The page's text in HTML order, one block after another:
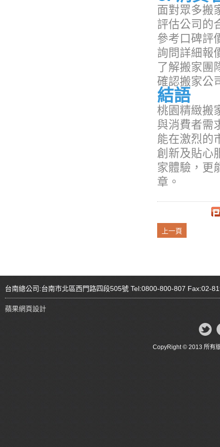
面對眾多搬
評估公司的
參考口碑評
詢問詳細報
了解搬家團
確認搬家公
結語
桃園精緻搬
與消費者需
能在激烈的
創新及貼心
家體驗，更
章。
上一頁
台南總公司:台南市北區西門路四段505號 Tel:0800-800-807 Fax:02-
蘋果網頁設計
CopyRight © 2013 所有